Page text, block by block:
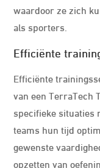
waardoor ze zich
als sporters.
Efficiënte
Efficiënte
van een TerraTech
specifieke situaties
teams hun tijd
gewenste
opzetten van